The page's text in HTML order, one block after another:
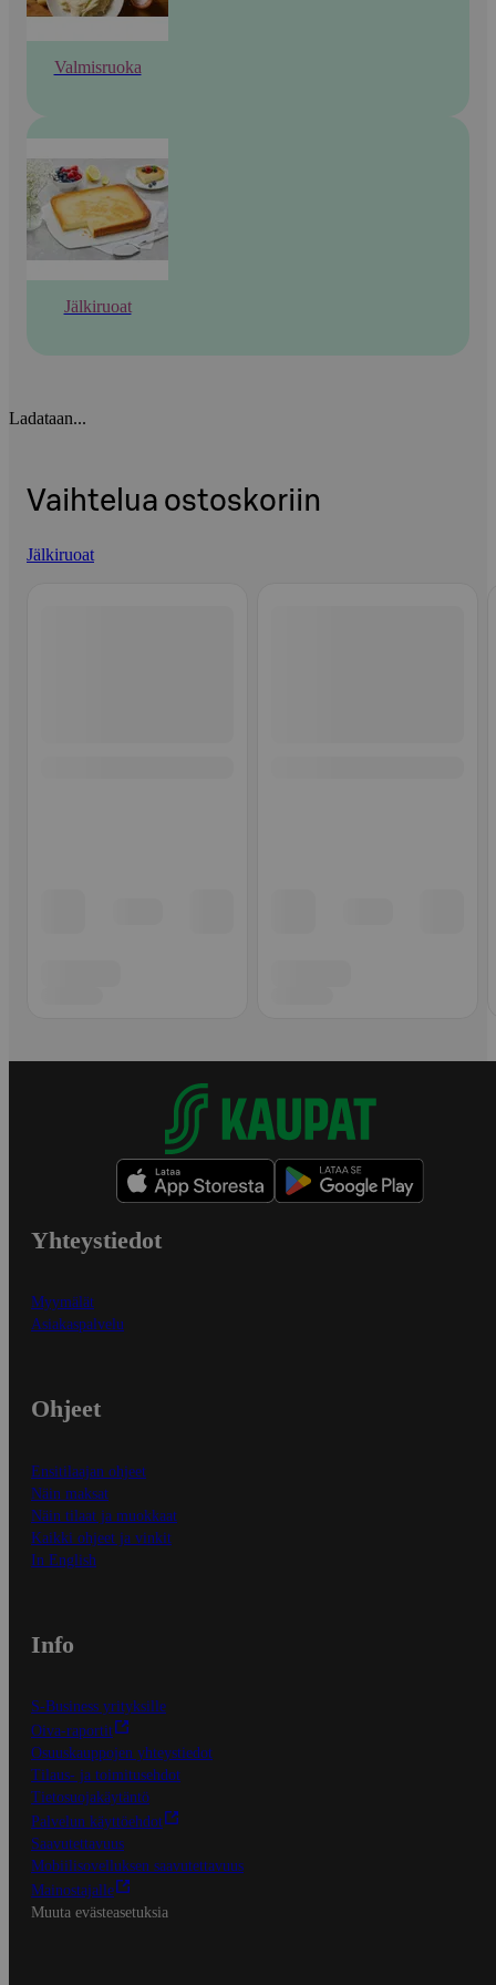
Valmisruoka
Jälkiruoat
Ladataan...
Vaihtelua ostoskoriin
Jälkiruoat
Yhteystiedot
Myymälät
Asiakaspalvelu
Ohjeet
Ensitilaajan ohjeet
Näin maksat
Näin tilaat ja muokkaat
Kaikki ohjeet ja vinkit
In English
Info
S-Business yrityksille
Oiva-raportit
Osuuskauppojen yhteystiedot
Tilaus- ja toimitusehdot
Tietosuojakäytäntö
Palvelun käyttöehdot
Saavutettavuus
Mobiilisovelluksen saavutettavuus
Mainostajalle
Muuta evästeasetuksia